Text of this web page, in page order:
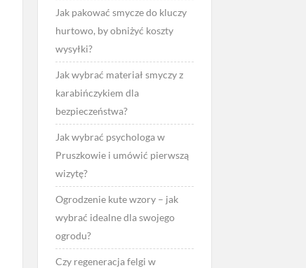
Jak pakować smycze do kluczy
hurtowo, by obniżyć koszty
wysyłki?
Jak wybrać materiał smyczy z
karabińczykiem dla
bezpieczeństwa?
Jak wybrać psychologa w
Pruszkowie i umówić pierwszą
wizytę?
Ogrodzenie kute wzory – jak
wybrać idealne dla swojego
ogrodu?
Czy regeneracja felgi w